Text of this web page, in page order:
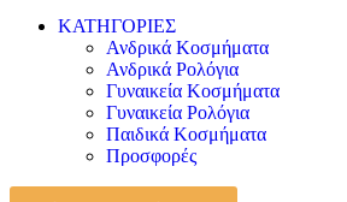
ΚΑΤΗΓΟΡΙΕΣ
Ανδρικά Κοσμήματα
Ανδρικά Ρολόγια
Γυναικεία Κοσμήματα
Γυναικεία Ρολόγια
Παιδικά Κοσμήματα
Προσφορές